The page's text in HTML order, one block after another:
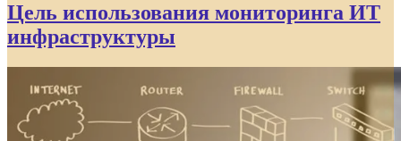
Цель использования мониторинга ИТ
инфраструктуры